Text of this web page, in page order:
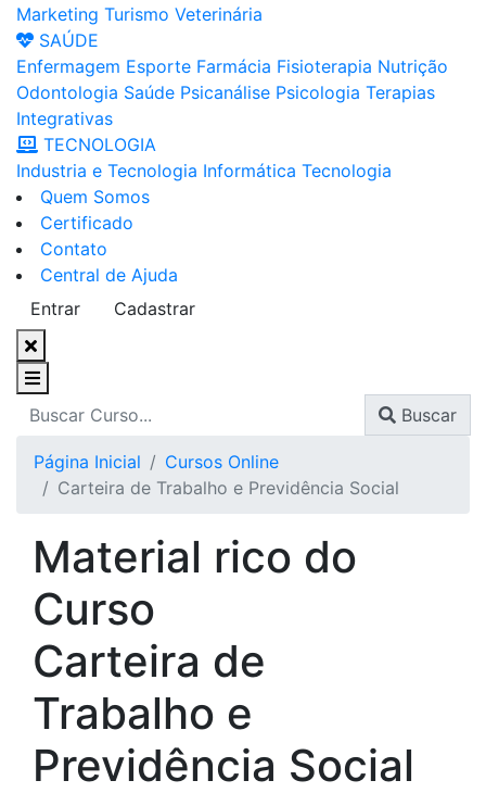
Marketing Turismo Veterinária
SAÚDE
Enfermagem Esporte Farmácia Fisioterapia Nutrição
Odontologia Saúde Psicanálise Psicologia Terapias
Integrativas
TECNOLOGIA
Industria e Tecnologia Informática Tecnologia
Quem Somos
Certificado
Contato
Central de Ajuda
Entrar
Cadastrar
Buscar
Página Inicial
Cursos Online
Carteira de Trabalho e Previdência Social
Material rico do
Curso
Carteira de
Trabalho e
Previdência Social